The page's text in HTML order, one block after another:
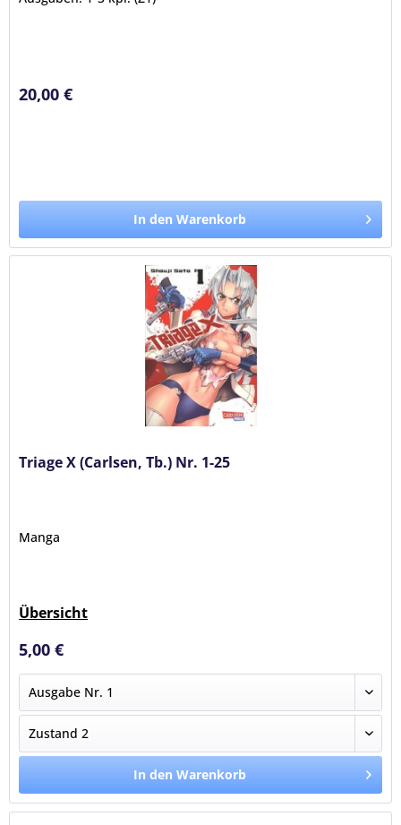
20,00 €
In den Warenkorb
Triage X (Carlsen, Tb.) Nr. 1-25
Manga
Übersicht
5,00 €
In den Warenkorb